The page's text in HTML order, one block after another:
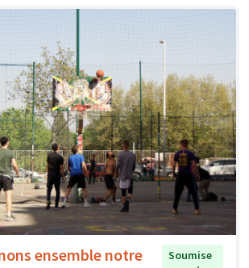
ensemble notre
Soumise